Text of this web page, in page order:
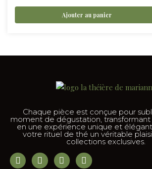
Ajouter au panier
Chaque pièce est conçue pour
moment de dégustation, transformant
en une expérience unique et
votre rituel de thé un véritable
collections exclusives.